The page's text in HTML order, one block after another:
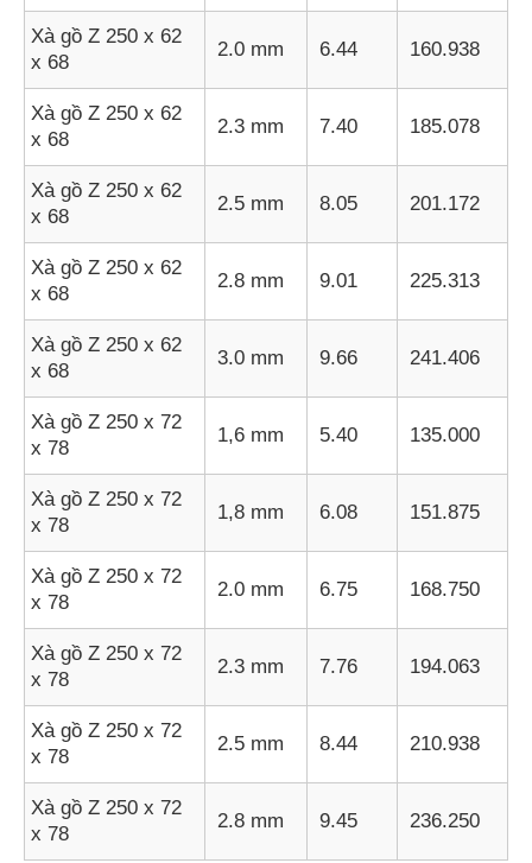
Xà gồ Z 250 x 62
x 68
2.0 mm 6.44 160.938
Xà gồ Z 250 x 62
x 68
2.3 mm 7.40 185.078
Xà gồ Z 250 x 62
x 68
2.5 mm 8.05 201.172
Xà gồ Z 250 x 62
x 68
2.8 mm 9.01 225.313
Xà gồ Z 250 x 62
x 68
3.0 mm 9.66 241.406
Xà gồ Z 250 x 72
x 78
1,6 mm 5.40 135.000
Xà gồ Z 250 x 72
x 78
1,8 mm 6.08 151.875
Xà gồ Z 250 x 72
x 78
2.0 mm 6.75 168.750
Xà gồ Z 250 x 72
x 78
2.3 mm 7.76 194.063
Xà gồ Z 250 x 72
x 78
2.5 mm 8.44 210.938
Xà gồ Z 250 x 72
x 78
2.8 mm 9.45 236.250